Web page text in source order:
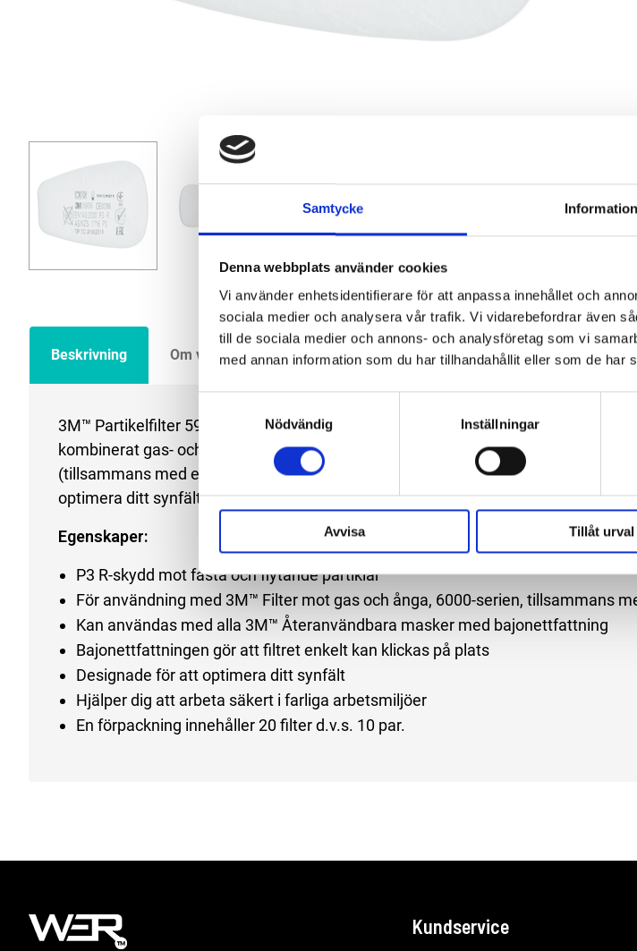
Samtycke Information
Denna webbplats använder cookies
Vi använder enhetsidentifierare för att anpassa innehållet och
sociala medier och analysera vår trafik. Vi vidarebefordrar även
till de sociala medier och annons- och analysföretag som vi
med annan information som du har tillhandahållit eller som de har
Nödvändig
Inställningar
Avvisa Tillåt urval
Beskrivning Om varumärket Filer
3M™ Partikelfilter 5925 är P3 R-partikelfilter som kan användas med filter i 6000-
kombinerat gas- och partikelskydd (tillsammans med en 501-filterhållare), eller
(tillsammans med en 603-filteradapter och 501-filterhållare). Våra lätta filter är
optimera ditt synfält.
Egenskaper:
P3 R-skydd mot fasta och flytande partiklar
För användning med 3M™ Filter mot gas och ånga, 6000-serien, tillsammans
Kan användas med alla 3M™ Återanvändbara masker med bajonettfattning
Bajonettfattningen gör att filtret enkelt kan klickas på plats
Designade för att optimera ditt synfält
Hjälper dig att arbeta säkert i farliga arbetsmiljöer
En förpackning innehåller 20 filter d.v.s. 10 par.
Kundservice